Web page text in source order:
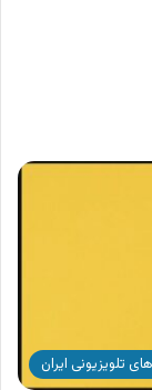
تلویزیونی ایران